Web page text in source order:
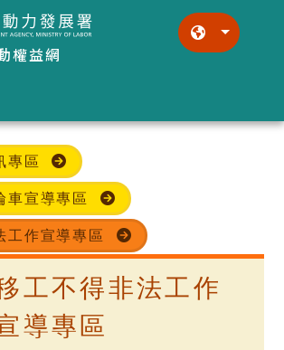
權益網
:::
專區
車宣導專區
工作宣導專區
工不得非法工作
導專區